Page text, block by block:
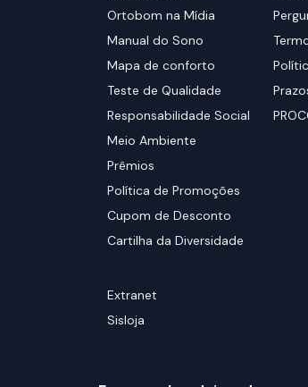
Ortobom na Mídia
Manual do Sono
Mapa de conforto
Teste de Qualidade
Responsabilidade Social
Meio Ambiente
Prêmios
Política de Promoções
Cupom de Desconto
Cartilha da Diversidade
Extranet
Sisloja